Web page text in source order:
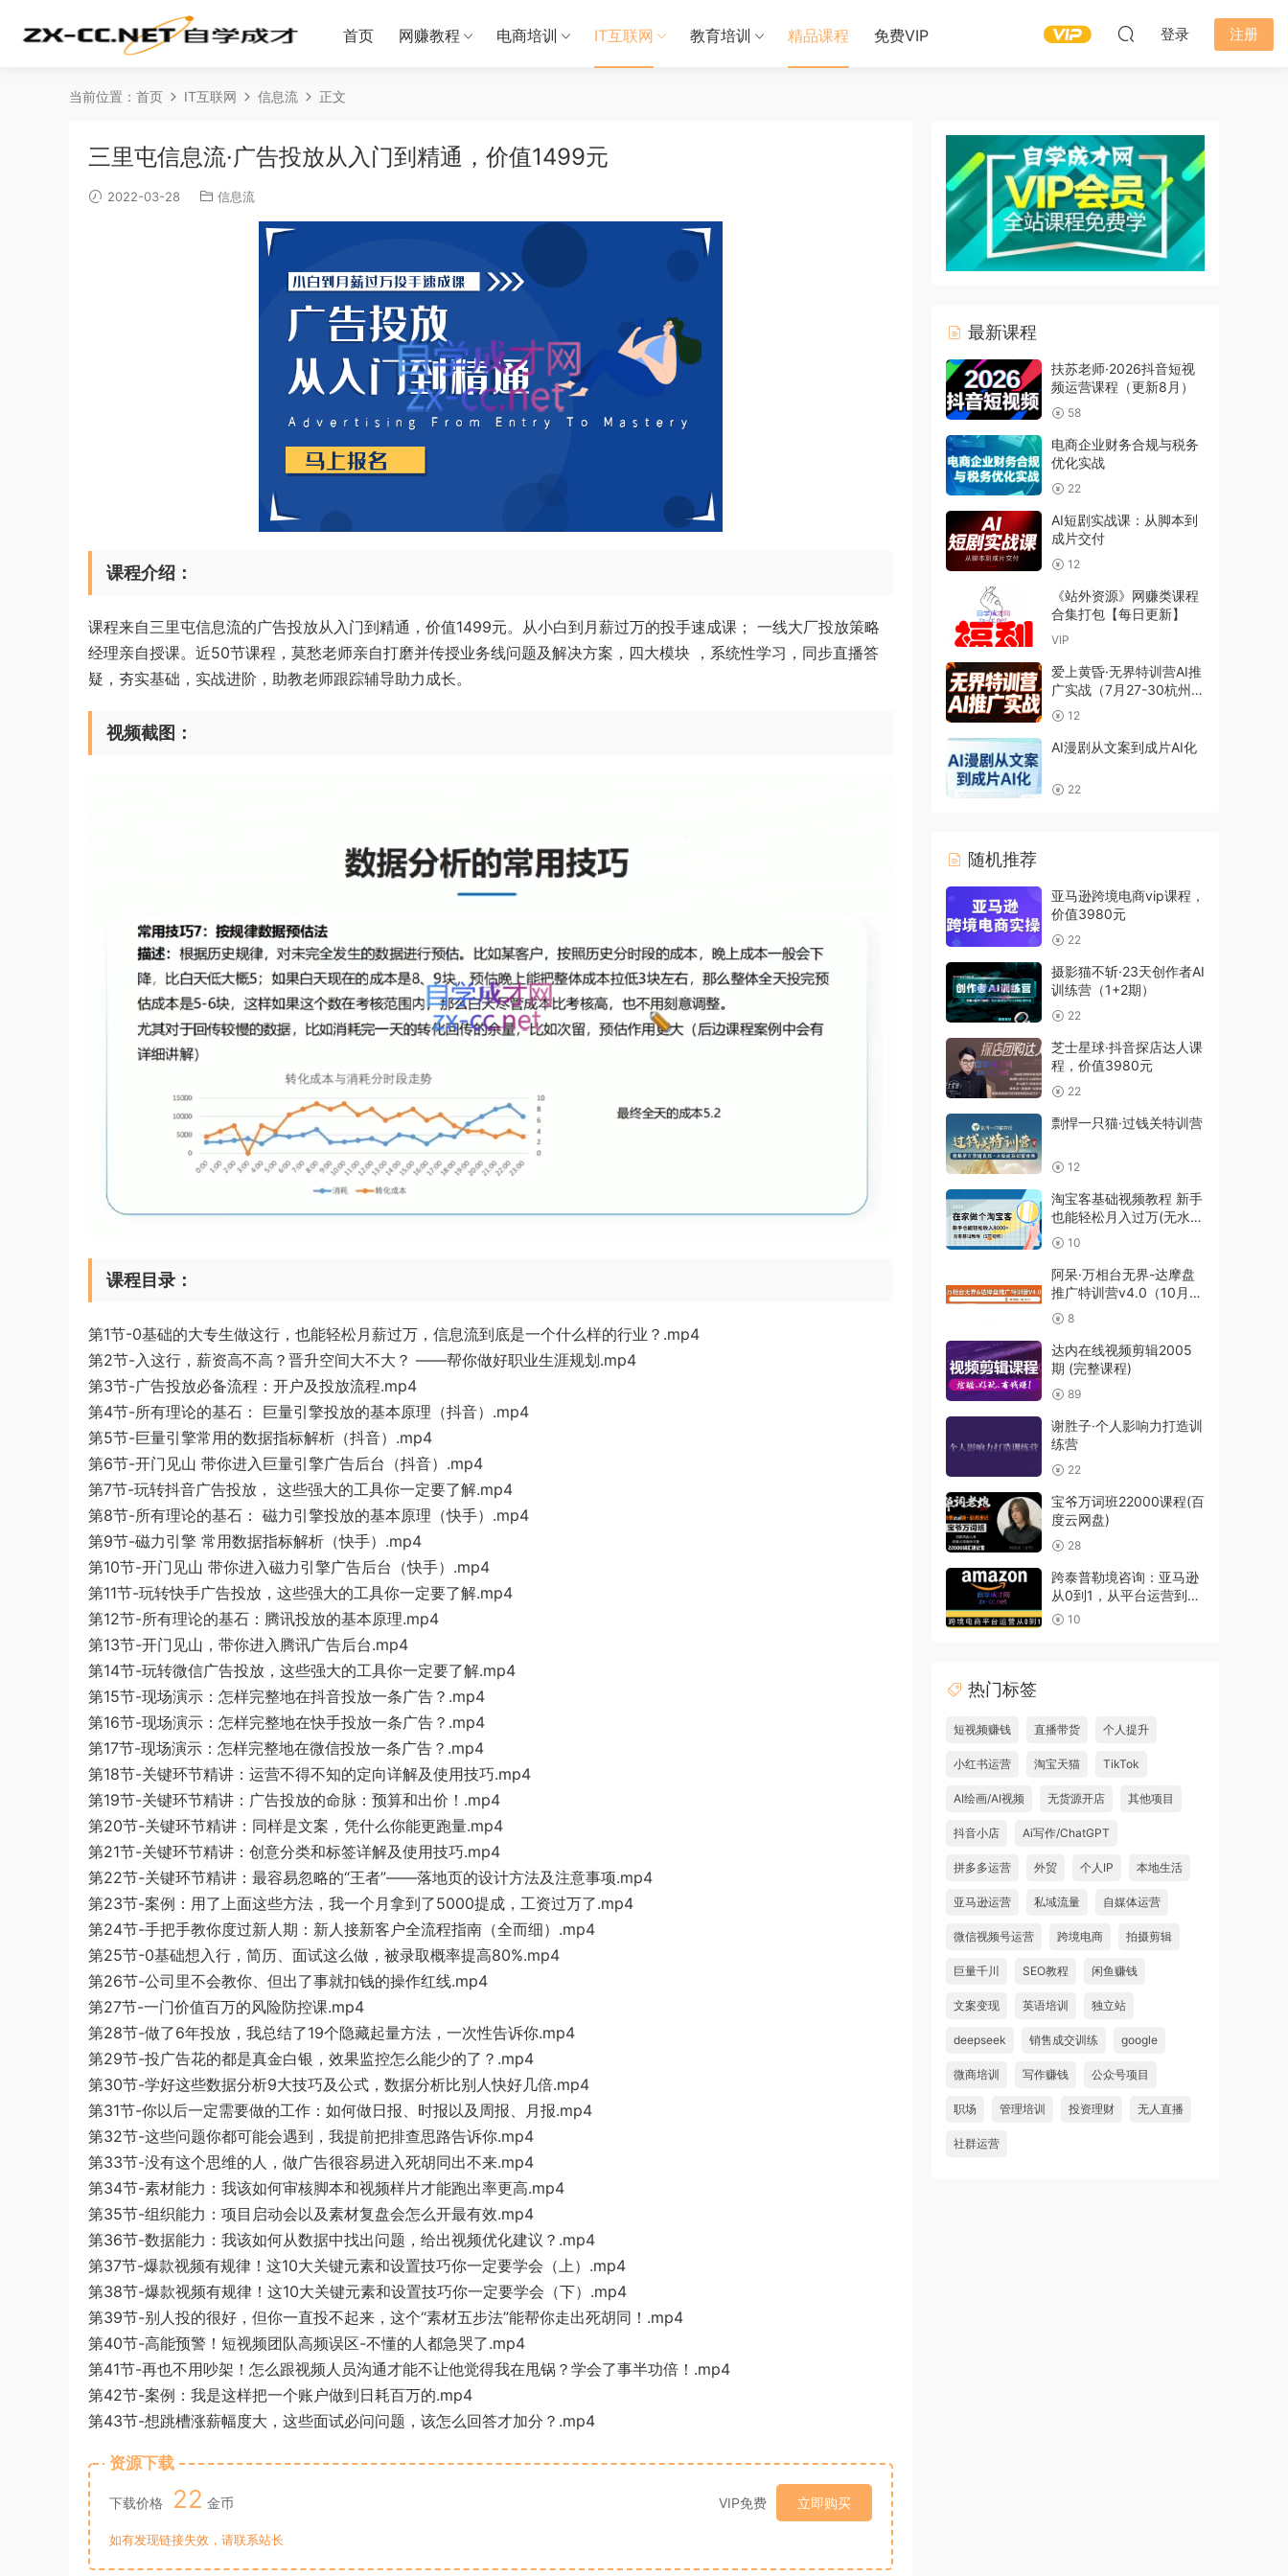
首页 网赚教程 电商培训 IT互联网 教育培训 精品课程 免费VIP 登录 注册
当前位置： 首页 IT互联网 信息流 正文
三里屯信息流·广告投放从入门到精通，价值1499元
2022-03-28 信息流
课程介绍：
课程来自三里屯信息流的广告投放从入门到精通，价值1499元。从小白到月薪过万的投手速成课； 一线大厂投放策略
经理亲自授课。近50节课程，莫愁老师亲自打磨并传授业务线问题及解决方案，四大模块 ，系统性学习，同步直播答
疑，夯实基础，实战进阶，助教老师跟踪辅导助力成长。
视频截图：
课程目录：
第1节-0基础的大专生做这行，也能轻松月薪过万，信息流到底是一个什么样的行业？.mp4
第2节-入这行，薪资高不高？晋升空间大不大？ ——帮你做好职业生涯规划.mp4
第3节-广告投放必备流程：开户及投放流程.mp4
第4节-所有理论的基石： 巨量引擎投放的基本原理（抖音）.mp4
第5节-巨量引擎常用的数据指标解析（抖音）.mp4
第6节-开门见山 带你进入巨量引擎广告后台（抖音）.mp4
第7节-玩转抖音广告投放， 这些强大的工具你一定要了解.mp4
第8节-所有理论的基石： 磁力引擎投放的基本原理（快手）.mp4
第9节-磁力引擎 常用数据指标解析（快手）.mp4
第10节-开门见山 带你进入磁力引擎广告后台（快手）.mp4
第11节-玩转快手广告投放，这些强大的工具你一定要了解.mp4
第12节-所有理论的基石：腾讯投放的基本原理.mp4
第13节-开门见山，带你进入腾讯广告后台.mp4
第14节-玩转微信广告投放，这些强大的工具你一定要了解.mp4
第15节-现场演示：怎样完整地在抖音投放一条广告？.mp4
第16节-现场演示：怎样完整地在快手投放一条广告？.mp4
第17节-现场演示：怎样完整地在微信投放一条广告？.mp4
第18节-关键环节精讲：运营不得不知的定向详解及使用技巧.mp4
第19节-关键环节精讲：广告投放的命脉：预算和出价！.mp4
第20节-关键环节精讲：同样是文案，凭什么你能更跑量.mp4
第21节-关键环节精讲：创意分类和标签详解及使用技巧.mp4
第22节-关键环节精讲：最容易忽略的“王者”——落地页的设计方法及注意事项.mp4
第23节-案例：用了上面这些方法，我一个月拿到了5000提成，工资过万了.mp4
第24节-手把手教你度过新人期：新人接新客户全流程指南（全而细）.mp4
第25节-0基础想入行，简历、面试这么做，被录取概率提高80%.mp4
第26节-公司里不会教你、但出了事就扣钱的操作红线.mp4
第27节-一门价值百万的风险防控课.mp4
第28节-做了6年投放，我总结了19个隐藏起量方法，一次性告诉你.mp4
第29节-投广告花的都是真金白银，效果监控怎么能少的了？.mp4
第30节-学好这些数据分析9大技巧及公式，数据分析比别人快好几倍.mp4
第31节-你以后一定需要做的工作：如何做日报、时报以及周报、月报.mp4
第32节-这些问题你都可能会遇到，我提前把排查思路告诉你.mp4
第33节-没有这个思维的人，做广告很容易进入死胡同出不来.mp4
第34节-素材能力：我该如何审核脚本和视频样片才能跑出率更高.mp4
第35节-组织能力：项目启动会以及素材复盘会怎么开最有效.mp4
第36节-数据能力：我该如何从数据中找出问题，给出视频优化建议？.mp4
第37节-爆款视频有规律！这10大关键元素和设置技巧你一定要学会（上）.mp4
第38节-爆款视频有规律！这10大关键元素和设置技巧你一定要学会（下）.mp4
第39节-别人投的很好，但你一直投不起来，这个“素材五步法”能帮你走出死胡同！.mp4
第40节-高能预警！短视频团队高频误区-不懂的人都急哭了.mp4
第41节-再也不用吵架！怎么跟视频人员沟通才能不让他觉得我在甩锅？学会了事半功倍！.mp4
第42节-案例：我是这样把一个账户做到日耗百万的.mp4
第43节-想跳槽涨薪幅度大，这些面试必问问题，该怎么回答才加分？.mp4
资源下载
下载价格 22 金币 VIP免费 立即购买
如有发现链接失效，请联系站长
最新课程
扶苏老师·2026抖音短视
频运营课程（更新8月）
58
电商企业财务合规与税务
优化实战
22
AI短剧实战课：从脚本到
成片交付
12
《站外资源》网赚类课程
合集打包【每日更新】
VIP
爱上黄昏·无界特训营AI推
广实战（7月27-30杭州线
下课）【音频+字幕
+pdf】
12
AI漫剧从文案到成片AI化
22
随机推荐
亚马逊跨境电商vip课程，
价值3980元
22
摄影猫不斩·23天创作者AI
训练营（1+2期）
22
芝士星球·抖音探店达人课
程，价值3980元
22
剽悍一只猫·过钱关特训营
12
淘宝客基础视频教程 新手
也能轻松月入过万(无水
印) 10
阿呆·万相台无界-达摩盘
推广特训营v4.0（10月泉
州线下录音课）
8
达内在线视频剪辑2005
期 (完整课程)
89
谢胜子·个人影响力打造训
练营
22
宝爷万词班22000课程(百
度云网盘)
28
跨泰普勒境咨询：亚马逊
从0到1，从平台运营到广
告推广，价值399元
10
热门标签
短视频赚钱 直播带货 个人提升
小红书运营 淘宝天猫 TikTok
AI绘画/AI视频 无货源开店 其他项目
抖音小店 Ai写作/ChatGPT
拼多多运营 外贸 个人IP 本地生活
亚马逊运营 私域流量 自媒体运营
微信视频号运营 跨境电商 拍摄剪辑
巨量千川 SEO教程 闲鱼赚钱
文案变现 英语培训 独立站
deepseek 销售成交训练 google
微商培训 写作赚钱 公众号项目
职场 管理培训 投资理财 无人直播
社群运营